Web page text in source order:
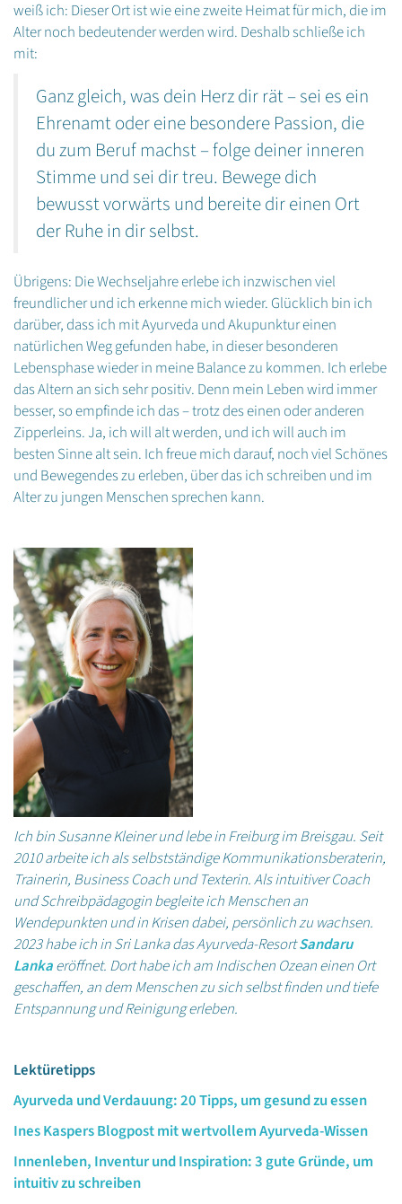
weiß ich: Dieser Ort ist wie eine zweite Heimat für mich, die im
Alter noch bedeutender werden wird. Deshalb schließe ich
mit:
Ganz gleich, was dein Herz dir rät – sei es ein
Ehrenamt oder eine besondere Passion, die
du zum Beruf machst – folge deiner inneren
Stimme und sei dir treu. Bewege dich
bewusst vorwärts und bereite dir einen Ort
der Ruhe in dir selbst.
Übrigens: Die Wechseljahre erlebe ich inzwischen viel
freundlicher und ich erkenne mich wieder. Glücklich bin ich
darüber, dass ich mit Ayurveda und Akupunktur einen
natürlichen Weg gefunden habe, in dieser besonderen
Lebensphase wieder in meine Balance zu kommen. Ich erlebe
das Altern an sich sehr positiv. Denn mein Leben wird immer
besser, so empfinde ich das – trotz des einen oder anderen
Zipperleins. Ja, ich will alt werden, und ich will auch im
besten Sinne alt sein. Ich freue mich darauf, noch viel Schönes
und Bewegendes zu erleben, über das ich schreiben und im
Alter zu jungen Menschen sprechen kann.
Ich bin Susanne Kleiner und lebe in Freiburg im Breisgau. Seit
2010 arbeite ich als selbstständige Kommunikationsberaterin,
Trainerin, Business Coach und Texterin. Als intuitiver Coach
und Schreibpädagogin begleite ich Menschen an
Wendepunkten und in Krisen dabei, persönlich zu wachsen.
2023 habe ich in Sri Lanka das Ayurveda-ResortSandaru
Lankaeröffnet. Dort habe ich am Indischen Ozean einen Ort
geschaffen, an dem Menschen zu sich selbst finden und tiefe
Entspannung und Reinigung erleben.
Lektüretipps
Ayurveda und Verdauung: 20 Tipps, um gesund zu essen
Ines Kaspers Blogpost mit wertvollem Ayurveda-Wissen
Innenleben, Inventur und Inspiration: 3 gute Gründe, um
intuitiv zu schreiben